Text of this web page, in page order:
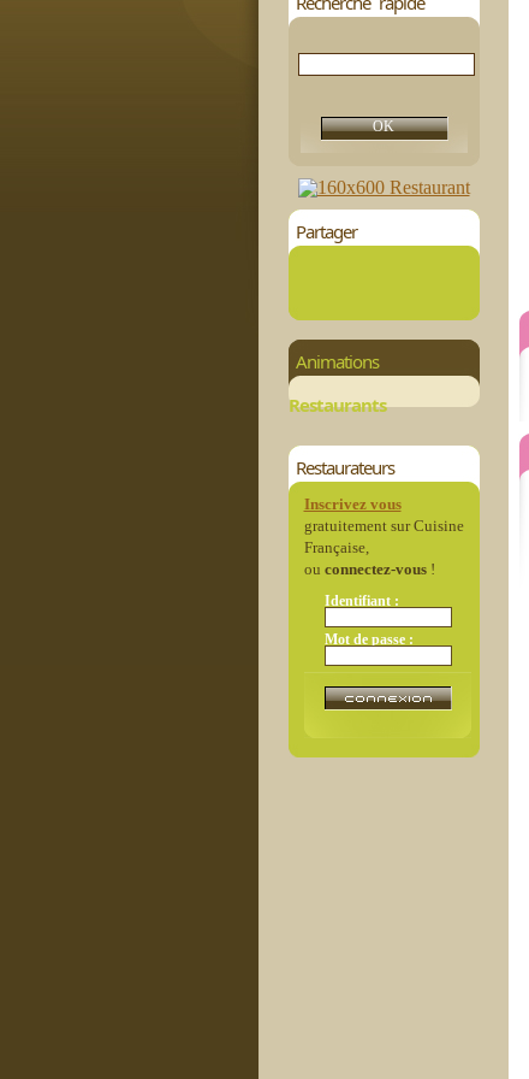
Partager
Animations
Restaurants
Restaurateurs
Inscrivez vous
gratuitement sur Cuisine
Française,
ou connectez-vous!
Identifiant :
Mot de passe :